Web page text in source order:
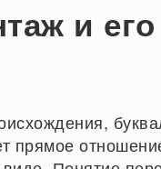
и его
прямое